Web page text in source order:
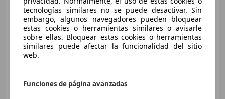
€ 17.778 1
Precio justo
tecnologías similares no se puede desactivar. Sin
embargo, algunos navegadores pueden bloquear
estas cookies o herramientas similares o avisarle
sobre ellas. Bloquear estas cookies o herramientas
similares puede afectar la funcionalidad del sitio
web.
Funciones de página avanzadas